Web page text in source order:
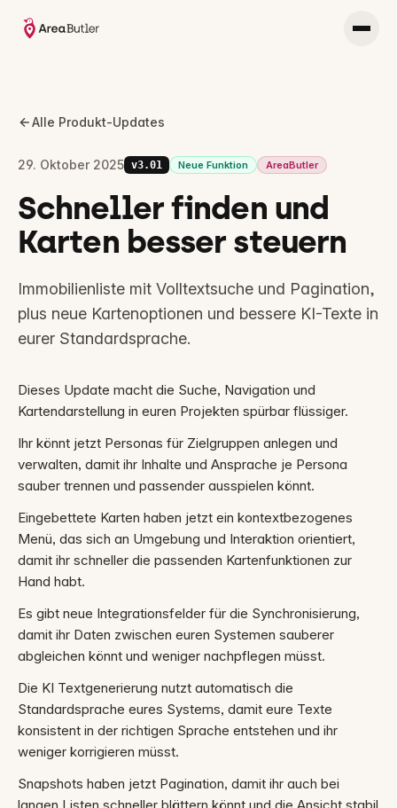
Alle Produkt-Updates
29. Oktober 2025 v3.01 Neue Funktion AreaButler
Schneller finden und
Karten besser steuern
Immobilienliste mit Volltextsuche und Pagination,
plus neue Kartenoptionen und bessere KI-Texte in
eurer Standardsprache.
Dieses Update macht die Suche, Navigation und
Kartendarstellung in euren Projekten spürbar flüssiger.
Ihr könnt jetzt Personas für Zielgruppen anlegen und
verwalten, damit ihr Inhalte und Ansprache je Persona
sauber trennen und passender ausspielen könnt.
Eingebettete Karten haben jetzt ein kontextbezogenes
Menü, das sich an Umgebung und Interaktion orientiert,
damit ihr schneller die passenden Kartenfunktionen zur
Hand habt.
Es gibt neue Integrationsfelder für die Synchronisierung,
damit ihr Daten zwischen euren Systemen sauberer
abgleichen könnt und weniger nachpflegen müsst.
Die KI Textgenerierung nutzt automatisch die
Standardsprache eures Systems, damit eure Texte
konsistent in der richtigen Sprache entstehen und ihr
weniger korrigieren müsst.
Snapshots haben jetzt Pagination, damit ihr auch bei